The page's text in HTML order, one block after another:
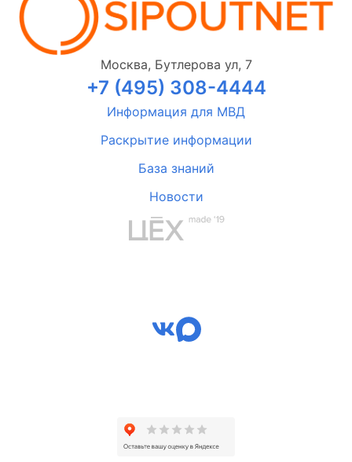
Москва, Бутлерова ул, 7
+7 (495) 308-4444
Информация для МВД
Раскрытие информации
База знаний
Новости